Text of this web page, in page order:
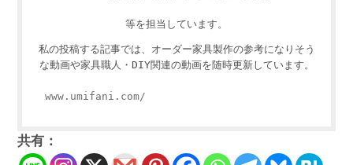
等を担当しています。
私の投稿する記事では、オーダー家具製作の参考になりそう
な動画や家具職人・DIY関連の動画を随時更新しています。
www.umifani.com/
共有：